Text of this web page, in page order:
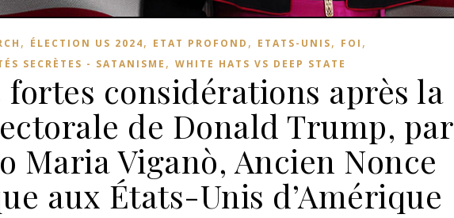
, ÉLECTION US 2024, ETAT PROFOND , ETATS-UNIS, FOI ,
SECRÈTES - SATANISME , WHITE HATS VS DEEP STATE
fortes considérations après la
de Donald Trump, par
Maria Viganò, Ancien Nonce
aux États-Unis d’Amérique